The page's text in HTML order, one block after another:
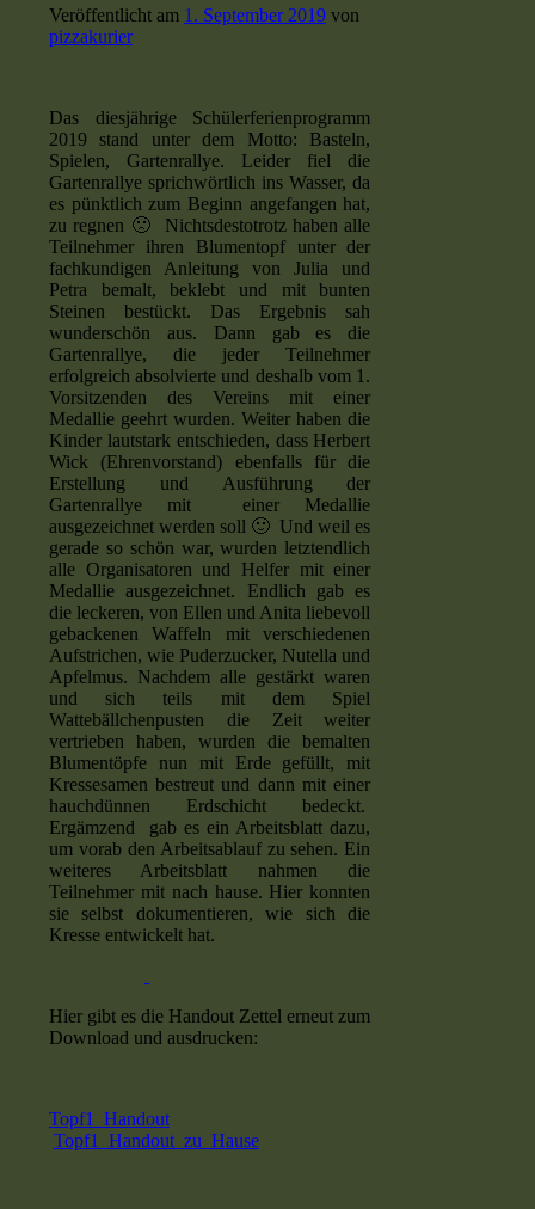
Veröffentlicht am 1. September 2019 von
pizzakurier
Das diesjährige Schülerferienprogramm
2019 stand unter dem Motto: Basteln,
Spielen, Gartenrallye. Leider fiel die
Gartenrallye sprichwörtlich ins Wasser, da
es pünktlich zum Beginn angefangen hat,
zu regnen 🙁 Nichtsdestotrotz haben alle
Teilnehmer ihren Blumentopf unter der
fachkundigen Anleitung von Julia und
Petra bemalt, beklebt und mit bunten
Steinen bestückt. Das Ergebnis sah
wunderschön aus. Dann gab es die
Gartenrallye, die jeder Teilnehmer
erfolgreich absolvierte und deshalb vom 1.
Vorsitzenden des Vereins mit einer
Medallie geehrt wurden. Weiter haben die
Kinder lautstark entschieden, dass Herbert
Wick (Ehrenvorstand) ebenfalls für die
Erstellung und Ausführung der
Gartenrallye mit einer Medallie
ausgezeichnet werden soll 🙂 Und weil es
gerade so schön war, wurden letztendlich
alle Organisatoren und Helfer mit einer
Medallie ausgezeichnet. Endlich gab es
die leckeren, von Ellen und Anita liebevoll
gebackenen Waffeln mit verschiedenen
Aufstrichen, wie Puderzucker, Nutella und
Apfelmus. Nachdem alle gestärkt waren
und sich teils mit dem Spiel
Wattebällchenpusten die Zeit weiter
vertrieben haben, wurden die bemalten
Blumentöpfe nun mit Erde gefüllt, mit
Kressesamen bestreut und dann mit einer
hauchdünnen Erdschicht bedeckt.
Ergämzend gab es ein Arbeitsblatt dazu,
um vorab den Arbeitsablauf zu sehen. Ein
weiteres Arbeitsblatt nahmen die
Teilnehmer mit nach hause. Hier konnten
sie selbst dokumentieren, wie sich die
Kresse entwickelt hat.
Hier gibt es die Handout Zettel erneut zum
Download und ausdrucken:
Topf1_Handout
Topf1_Handout_zu_Hause